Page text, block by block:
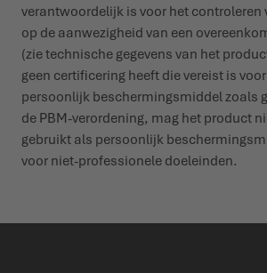
verantwoordelijk is voor het controleren
op de aanwezigheid van een
(zie technische gegevens van het
geen certificering heeft die vereist is
persoonlijk beschermingsmiddel zoals
de PBM-verordening, mag het product
gebruikt als persoonlijk
voor niet-professionele doeleinden.